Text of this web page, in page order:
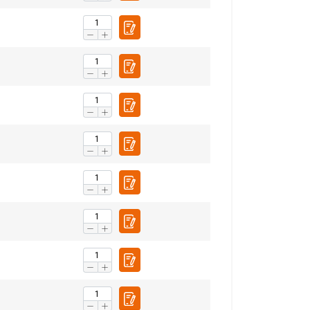
FRENCH
ENGLISH
de
avez fournies ou